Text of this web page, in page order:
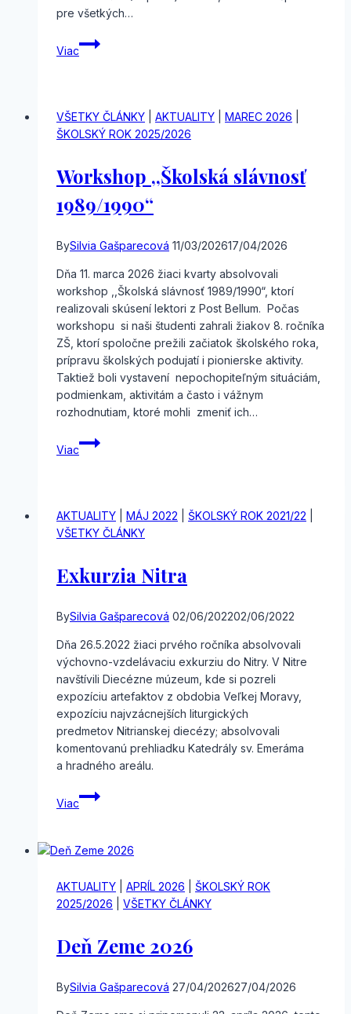
pre všetkých…
Viac
Oceňovanie
úspešných
úrovne
DofE
VŠETKY ČLÁNKY AKTUALITY MAREC 2026
ŠKOLSKÝ ROK 2025/2026
Workshop ,,Školská slávnosť
1989/1990“
BySilvia Gašparecová 11/03/202617/04/2026
Dňa 11. marca 2026 žiaci kvarty absolvovali
workshop ,,Školská slávnosť 1989/1990“, ktorí
realizovali skúsení lektori z Post Bellum. Počas
workshopu si naši študenti zahrali žiakov 8. ročníka
ZŠ, ktorí spoločne prežili začiatok školského roka,
prípravu školských podujatí i pionierske aktivity.
Taktiež boli vystavení nepochopiteľným situáciám,
podmienkam, aktivitám a často i vážnym
rozhodnutiam, ktoré mohli zmeniť ich…
Viac
Workshop
,,Školská
AKTUALITY
MÁJ 2022 ŠKOLSKÝ ROK 2021/22
VŠETKY ČLÁNKY
Exkurzia Nitra
BySilvia Gašparecová 02/06/202202/06/2022
Dňa 26.5.2022 žiaci prvého ročníka absolvovali
výchovno-vzdelávaciu exkurziu do Nitry. V Nitre
navštívili Diecézne múzeum, kde si pozreli
expozíciu artefaktov z obdobia Veľkej Moravy,
expozíciu najvzácnejších liturgických
predmetov Nitrianskej diecézy; absolvovali
komentovanú prehliadku Katedrály sv. Emeráma
a hradného areálu.
Viac
Exkurzia
Nitra
AKTUALITY APRÍL 2026
ŠKOLSKÝ ROK
2025/2026
VŠETKY ČLÁNKY
Deň Zeme 2026
BySilvia Gašparecová 27/04/202627/04/2026